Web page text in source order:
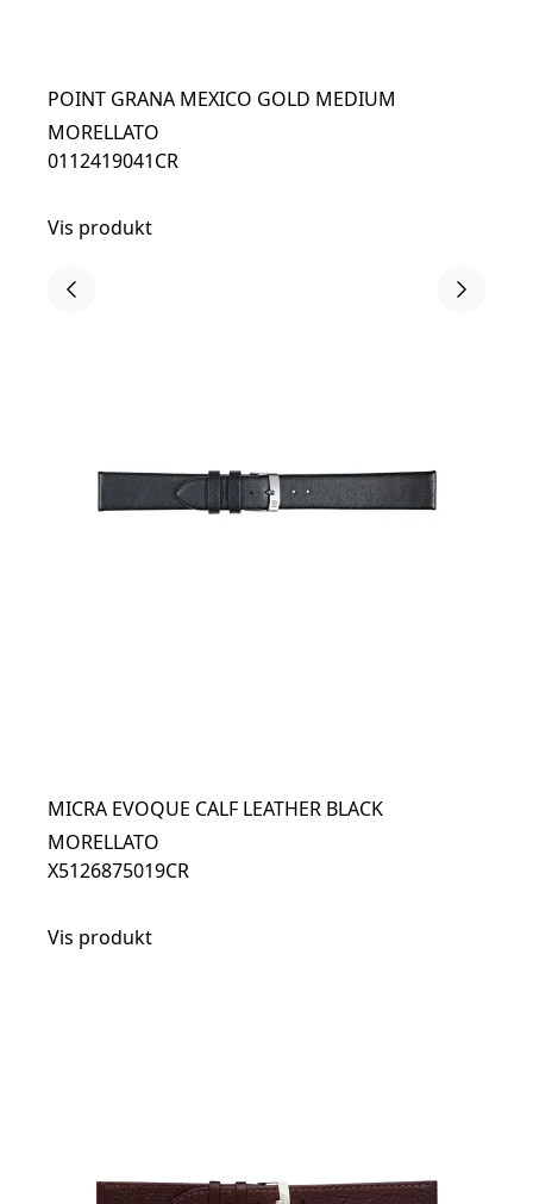
POINT GRANA MEXICO GOLD MEDIUM
MORELLATO
0112419041CR
Vis produkt
MICRA EVOQUE CALF LEATHER BLACK
MORELLATO
X5126875019CR
Vis produkt